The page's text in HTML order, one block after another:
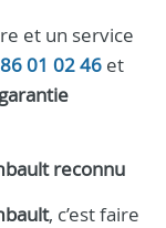
et un service
01 02 46 et
garantie
reconnu
, c’est faire